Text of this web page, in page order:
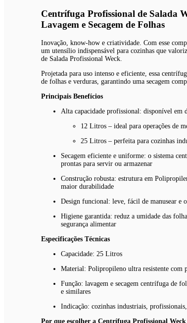
Centrífuga Profissional de Salada
Lavagem e Secagem de Folhas
Inovação, know-how e criatividade. Com esse
um utensílio indispensável para cozinhas que
de Salada Profissional Weck.
Projetada para uso intenso e eficiente, essa
de folhas e verduras, garantindo uma secagem
Principais Benefícios
Alta capacidade profissional: disponível em
12 Litros – ideal para operações de
25 Litros – perfeita para cozinhas
Secagem eficiente e uniforme: o sistema
prontas para servir ou armazenar
Construção robusta: estrutura em
maior durabilidade
Design funcional: leve, fácil de manusear e
Higiene garantida: reduz a umidade das
segurança alimentar
Especificações Técnicas
Capacidade: 25 Litros
Material: Polipropileno ultra resistente com
Função: lavagem e secagem centrífuga de
e similares
Indicação: cozinhas industriais,
Por que escolher a Centrífuga Profissional Weck